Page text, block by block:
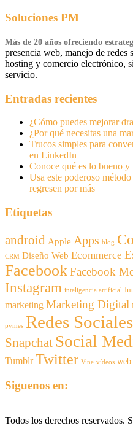
Soluciones PM
Más de 20 años ofreciendo
presencia web, manejo de redes
hosting y comercio electrónico,
servicio.
Entradas recientes
¿Cómo puedes mejorar
¿Por qué necesitas una
Trucos simples para
en LinkedIn
Conoce qué es lo bueno
Usa este poderoso
regresen por más
Etiquetas
android Apple Apps blog
CRM Diseño Web Ecommerce
FacebookFacebook
Instagram inteligencia artificial
marketing Marketing Digital
pymes Redes Sociales
Snapchat Social
Tumblr Twitter Vine vídeos web
Siguenos en:
Todos los derechos reservados.